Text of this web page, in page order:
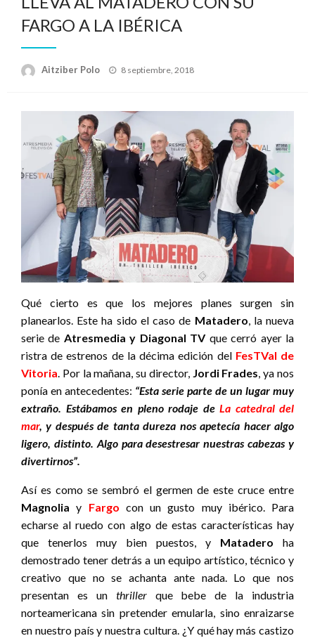
FARGO A LA IBÉRICA
Aitziber Polo
Publicado
8 septiembre, 2018
Qué cierto es que los mejores planes surgen sin
planearlos. Este ha sido el caso de Matadero, la nueva
serie de Atresmedia y Diagonal TVque cerró ayer la
ristra de estrenos de la décima edición del FesTVal de
Vitoria. Por la mañana, su director, Jordi Frades, ya nos
ponía en antecedentes: “Esta serie parte de un lugar muy
extraño. Estábamos en pleno rodaje de La catedral del
mar, y después de tanta dureza nos apetecía hacer algo
ligero, distinto. Algo para desestresar nuestras cabezas y
divertirnos”.
Así es como se sembró el germen de este cruce entre
Magnolia y Fargo con un gusto muy ibérico. Para
echarse al ruedo con algo de estas características hay
que tenerlos muy bien puestos, y Matadero ha
demostrado tener detrás a un equipo artístico, técnico y
creativo que no se achanta ante nada. Lo que nos
presentan es un thrillerque bebe de la industria
norteamericana sin pretender emularla, sino enraizarse
en nuestro país y nuestra cultura. ¿Y qué hay más castizo